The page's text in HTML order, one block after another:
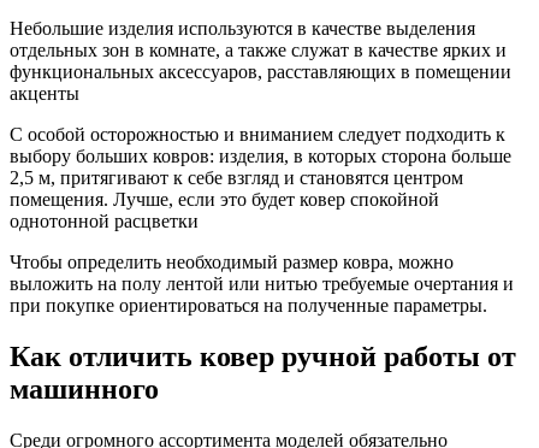
Небольшие изделия используются в качестве выделения
отдельных зон в комнате, а также служат в качестве ярких и
функциональных аксессуаров, расставляющих в помещении
акценты
С особой осторожностью и вниманием следует подходить к
выбору больших ковров: изделия, в которых сторона больше
2,5 м, притягивают к себе взгляд и становятся центром
помещения. Лучше, если это будет ковер спокойной
однотонной расцветки
Чтобы определить необходимый размер ковра, можно
выложить на полу лентой или нитью требуемые очертания и
при покупке ориентироваться на полученные параметры.
Как отличить ковер ручной работы от
машинного
Среди огромного ассортимента моделей обязательно